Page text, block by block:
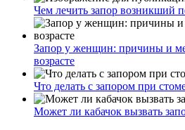
Чем лечить запор возникший
Запор у женщин: причины и
возрасте
Что делать с запором при
Может ли кабачок вызвать